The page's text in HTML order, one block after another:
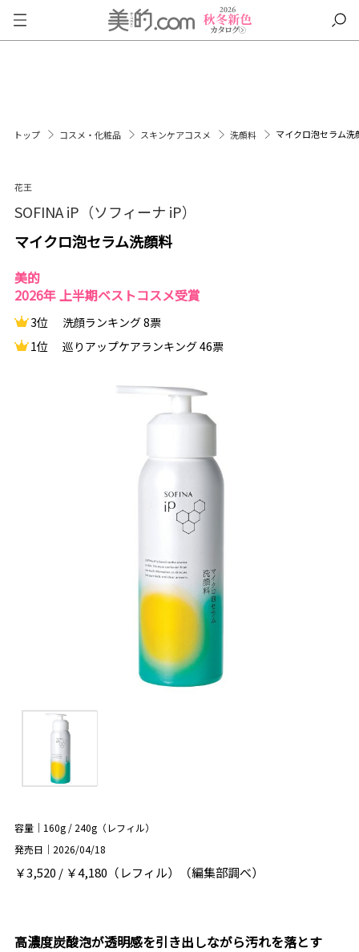
トップ コスメ・化粧品 スキンケアコスメ 洗顔料 マイクロ泡セラム洗
花王
SOFINA iP（ソフィーナ iP）
マイクロ泡セラム洗顔料
美的
2026年 上半期ベストコスメ受賞
3位
洗顔ランキング 8票
1位
巡りアップケアランキング 46票
容量｜160g / 240g（レフィル）
発売日｜2026/04/18
￥3,520 / ￥4,180（レフィル）（編集部調べ）
高濃度炭酸泡が透明感を引き出しながら汚れを落とす